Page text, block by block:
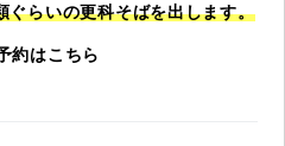
ぐらいの更科そばを出します。
約はこちら